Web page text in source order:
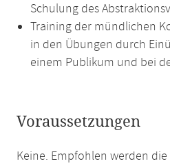
Schulung des
Training der mündlichen
in den Übungen durch
einem Publikum und bei
Voraussetzungen
Keine. Empfohlen werden